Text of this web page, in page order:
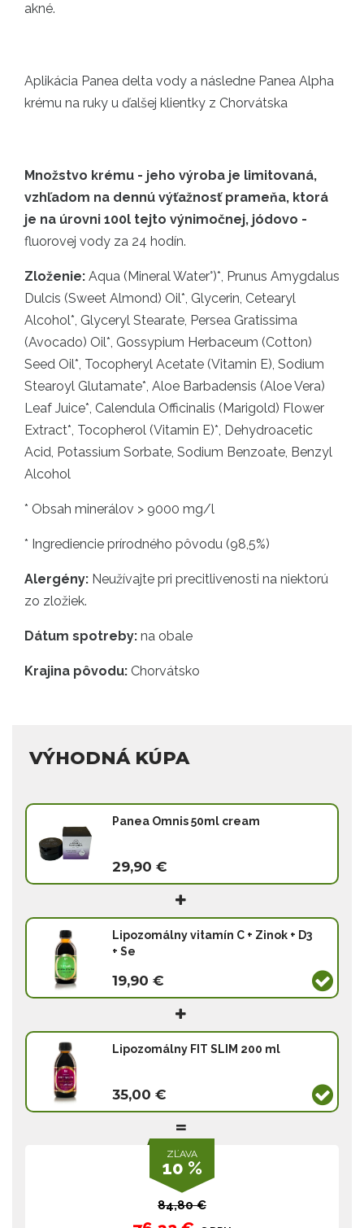
akné.
Aplikácia Panea delta vody a následne Panea Alpha
krému na ruky u ďalšej klientky z Chorvátska
Množstvo krému - jeho výroba je limitovaná,
vzhľadom na dennú výťažnosť prameňa, ktorá
je na úrovni 100l tejto výnimočnej, jódovo -
fluorovej vody za 24 hodín.
Zloženie: Aqua (Mineral Water°)*, Prunus Amygdalus
Dulcis (Sweet Almond) Oil*, Glycerin, Cetearyl
Alcohol*, Glyceryl Stearate, Persea Gratissima
(Avocado) Oil*, Gossypium Herbaceum (Cotton)
Seed Oil*, Tocopheryl Acetate (Vitamin E), Sodium
Stearoyl Glutamate*, Aloe Barbadensis (Aloe Vera)
Leaf Juice*, Calendula Officinalis (Marigold) Flower
Extract*, Tocopherol (Vitamin E)*, Dehydroacetic
Acid, Potassium Sorbate, Sodium Benzoate, Benzyl
Alcohol
* Obsah minerálov > 9000 mg/l
* Ingrediencie prírodného pôvodu (98,5%)
Alergény: Neužívajte pri precitlivenosti na niektorú
zo zložiek.
Dátum spotreby: na obale
Krajina pôvodu: Chorvátsko
VÝHODNÁ KÚPA
Panea Omnis 50ml cream
29,90 €
Lipozomálny vitamín C + Zinok + D3
+ Se
19,90 €
Lipozomálny FIT SLIM 200 ml
35,00 €
ZĽAVA
10 %
84,80 €